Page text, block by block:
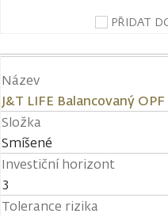
PŘIDAT
Název
J&T LIFE Balancovaný OPF
Složka
Smíšené
Investiční horizont
3
Tolerance rizika